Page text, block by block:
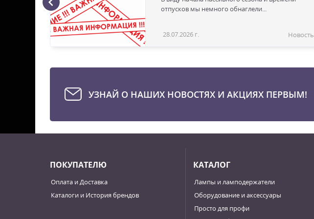
отпусков мы немного обнаглели...
28.07.2026 г. Новость
УЗНАЙ О НАШИХ НОВОСТЯХ И АКЦИЯХ ПЕРВЫМ!
ПОКУПАТЕЛЮ
Оплата и Доставка
Каталоги и История брендов
КАТАЛОГ
Лампы и ламподержатели
Оборудование и аксессуары
Просто для профи